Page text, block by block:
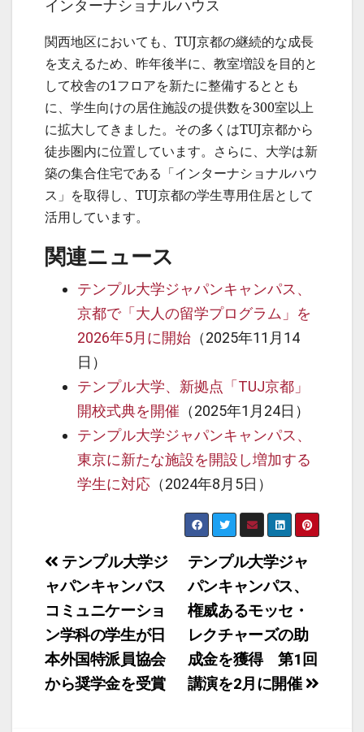
インターナショナルハウス
関西地区においても、TUJ京都の継続的な成長
を支えるため、昨年後半に、教室増設を目的と
して校舎の1フロアを新たに整備するととも
に、学生向けの居住施設の提供数を300室以上
に拡大してきました。その多くはTUJ京都から
徒歩圏内に位置しています。さらに、大学は新
築の集合住宅である「インターナショナルハウ
ス」を取得し、TUJ京都の学生専用住居として
活用しています。
関連ニュース
テンプル大学ジャパンキャンパス、
京都で「大人の留学プログラム」を
2026年5月に開始 （2025年11月14
日）
テンプル大学、新拠点「TUJ京都」
開校式典を開催 （2025年1月24日）
テンプル大学ジャパンキャンパス、
東京に新たな施設を開設し増加する
学生に対応 （2024年8月5日）
投
稿
ナ
ビ
ゲ
テンプル大学ジャ
パンキャンパス、
権威あるモッセ・
レクチャーズの助
成金を獲得 第1回
講演を2月に開催
テンプル大学ジ
ャパンキャンパス
コミュニケーショ
ン学科の学生が日
本外国特派員協会
から奨学金を受賞